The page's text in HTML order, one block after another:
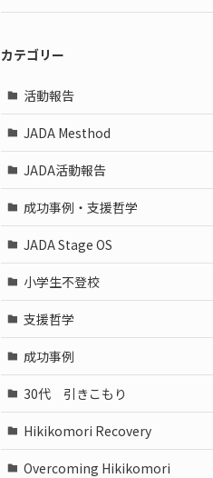
カテゴリー
活動報告
JADA Mesthod
JADA活動報告
成功事例・支援哲学
JADA Stage OS
小学生不登校
支援哲学
成功事例
30代 引きこもり
Hikikomori Recovery
Overcoming Hikikomori